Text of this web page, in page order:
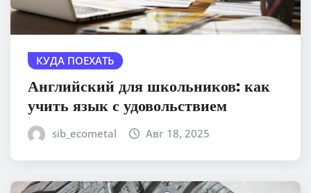
КУДА ПОЕХАТЬ
Английский для школьников: как
учить язык с удовольствием
sib_ecometal Авг 18, 2025